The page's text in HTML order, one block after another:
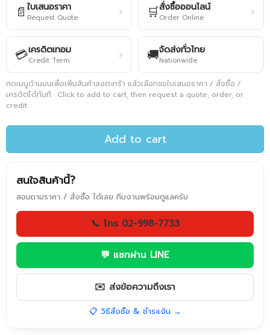
📄 ใบเสนอราคา
Request Quote › 🛒สั่งซื้อออนไลน์
Order Online ›
💳เครดิตเทอม
Credit Term › 🚚จัดส่งทั่วไทย
Nationwide
กดเมนูด้านบนเพื่อเพิ่มสินค้าลงตะกร้า แล้วเลือกขอใบเสนอราคา / สั่งซื้อ /
เครดิตได้ทันที · Click to add to cart, then request a quote, order, or
credit
Add to cart
สนใจสินค้านี้?
สอบถามราคา / สั่งซื้อ ได้เลย ทีมงานพร้อมดูแลครับ
📞 โทร 02-998-7733
💬 แชทผ่าน LINE
✉️ ส่งข้อความถึงเรา
📋 วิธีสั่งซื้อ & ชำระเงิน →